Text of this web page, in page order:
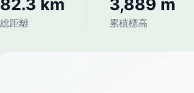
82.3 km
総距離
3,889 m
累積標高